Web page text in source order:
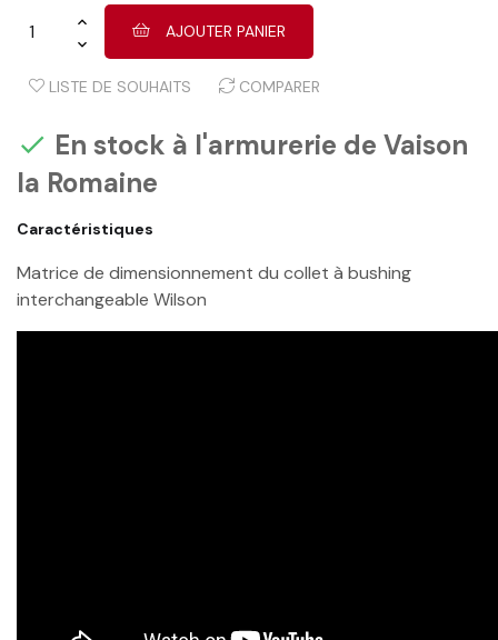
AJOUTER PANIER
LISTE DE SOUHAITS COMPARER
 En stock à l'armurerie de Vaison
la Romaine
Caractéristiques
Matrice de dimensionnement du collet à bushing
interchangeable Wilson